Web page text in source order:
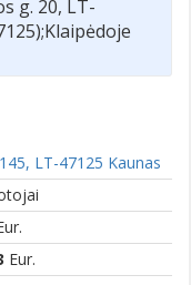
g. 20, LT-
LT-47125 Kaunas
Eur.